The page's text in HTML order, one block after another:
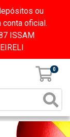
ou
conta oficial.
ISSAM
0